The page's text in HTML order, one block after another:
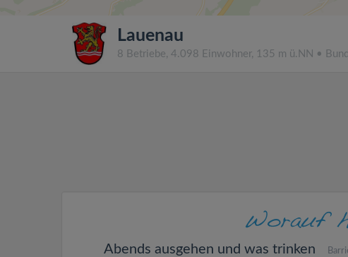
Lauenau
8 Betriebe, 4.098 Einwohner, 135 m ü.NN •
Abends ausgehen und was trinken